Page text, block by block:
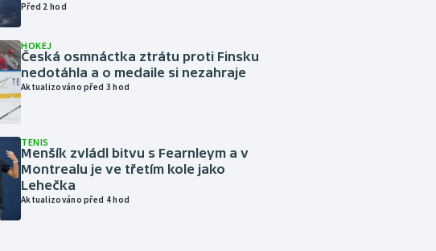
Před 2 hod
HOKEJ
Česká osmnáctka ztrátu proti Finsku
nedotáhla a o medaile si nezahraje
Aktualizováno před 3 hod
TENIS
Menšík zvládl bitvu s Fearnleym a v
Montrealu je ve třetím kole jako
Lehečka
Aktualizováno před 4 hod